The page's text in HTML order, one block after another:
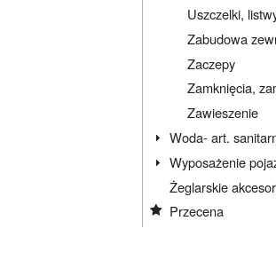
Uszczelki,
Zabudowa
Zaczepy
Zamknięcia,
Zawieszenie
Woda- art.
Wyposażenie
Żeglarskie
Przecena